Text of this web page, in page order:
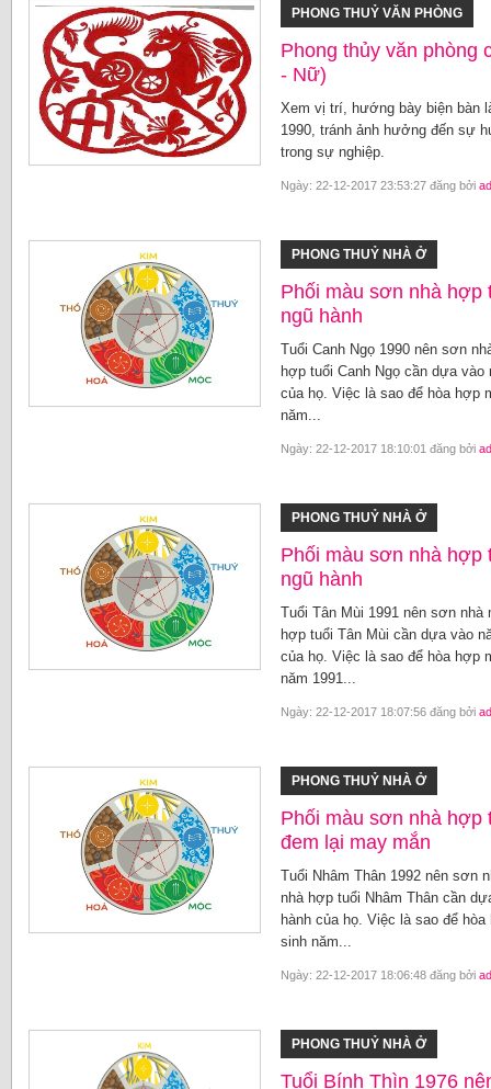
PHONG THUỶ VĂN PHÒNG
Phong thủy văn phòng
- Nữ)
Xem vị trí, hướng bày biện bàn
1990, tránh ảnh hưởng đến sự
trong sự nghiệp.
Ngày: 22-12-2017 23:53:27 đăng bởi
PHONG THUỶ NHÀ Ở
Phối màu sơn nhà hợp
ngũ hành
Tuổi Canh Ngọ 1990 nên sơn
hợp tuổi Canh Ngọ cần dựa
của họ. Việc là sao để hòa hợp
năm...
Ngày: 22-12-2017 18:10:01 đăng bởi
PHONG THUỶ NHÀ Ở
Phối màu sơn nhà hợp
ngũ hành
Tuổi Tân Mùi 1991 nên sơn
hợp tuổi Tân Mùi cần dựa vào
của họ. Việc là sao để hòa hợp
năm 1991...
Ngày: 22-12-2017 18:07:56 đăng bởi
PHONG THUỶ NHÀ Ở
Phối màu sơn nhà hợp
đem lại may mắn
Tuổi Nhâm Thân 1992 nên sơn
nhà hợp tuổi Nhâm Thân cần
hành của họ. Việc là sao để
sinh năm...
Ngày: 22-12-2017 18:06:48 đăng bởi
PHONG THUỶ NHÀ Ở
Tuổi Bính Thìn 1976